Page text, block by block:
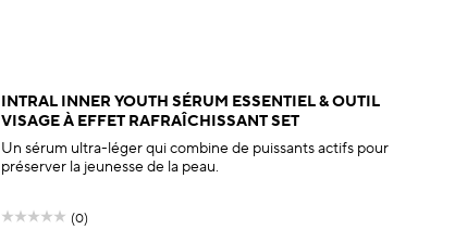
INTRAL INNER YOUTH SÉRUM ESSENTIEL & OUTIL
VISAGE À EFFET RAFRAÎCHISSANT SET
Un sérum ultra-léger qui combine de puissants actifs pour
préserver la jeunesse de la peau.
(0)